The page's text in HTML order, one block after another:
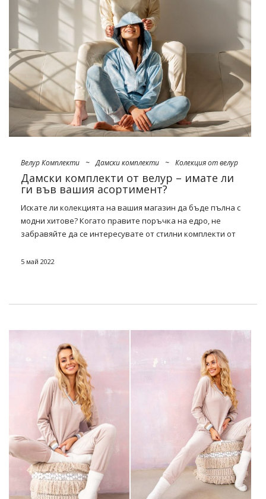
Велур Комплекти ~ Дамски комплекти ~ Колекция от велур
Дамски комплекти от велур – имате ли
ги във вашия асортимент?
Искате ли колекцията на вашия магазин да бъде пълна с
модни хитове? Когато правите поръчка на едро, не
забравяйте да се интересувате от стилни комплекти от
магазин ще привлече вниманието на много жени, жадни
Дълго време наблюдаваме модата за носене на бляскави
дамски комплекти. Популярността им със сигурност е
допринесла за пандемичния период, в който повечето
жени изоставиха елегантно облекло в полза на удобни,
невъздържащи движения на дрехи, идеални за
прекарване на времето в уюта на дома. Дамските
комплекти от две части толкова много се харесаха на
дамите по целия свят, че всичко показва, че те ще
останат с нас по-дълго. Досега …
5 май 2022